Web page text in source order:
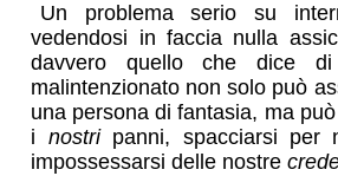
Un problema serio su
vedendosi in faccia nulla
davvero quello che dice
malintenzionato non solo può
una persona di fantasia, ma
i nostripanni, spacciarsi per
impossessarsi delle nostre